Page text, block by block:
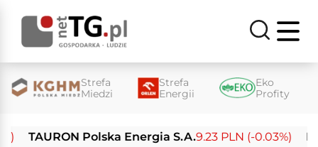
Strefa
Miedzi
Strefa
Energii
Eko
Profity
TAURON Polska Energia S.A.9.23 PLN (-0.03%) Enea